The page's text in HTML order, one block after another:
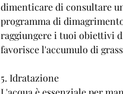
dimenticare di consultare
programma di
raggiungere i tuoi obiettivi
favorisce l'accumulo di
5. Idratazione